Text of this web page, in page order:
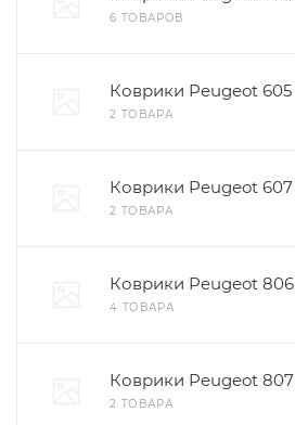
6 ТОВАРОВ
Коврики Peugeot 605
2 ТОВАРА
Коврики Peugeot 607
2 ТОВАРА
Коврики Peugeot 806
4 ТОВАРА
Коврики Peugeot 807
2 ТОВАРА